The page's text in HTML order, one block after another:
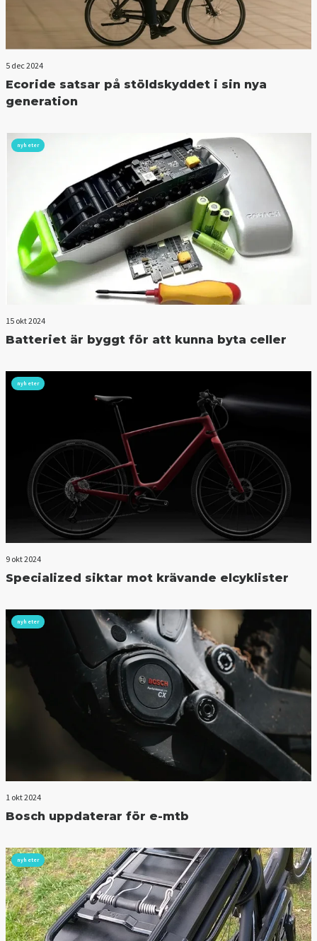
5 dec 2024
Ecoride satsar på stöldskyddet i sin nya
generation
nyheter
15 okt 2024
Batteriet är byggt för att kunna byta celler
nyheter
9 okt 2024
Specialized siktar mot krävande elcyklister
nyheter
1 okt 2024
Bosch uppdaterar för e-mtb
nyheter